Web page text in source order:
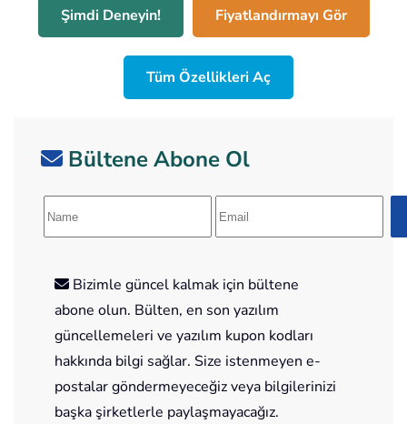
Şimdi Deneyin! Fiyatlandırmayı Gör
Tüm Özellikleri Aç
Bültene Abone Ol
Bizimle güncel kalmak için bültene
abone olun. Bülten, en son yazılım
güncellemeleri ve yazılım kupon kodları
hakkında bilgi sağlar. Size istenmeyen e-
postalar göndermeyeceğiz veya bilgilerinizi
başka şirketlerle paylaşmayacağız.